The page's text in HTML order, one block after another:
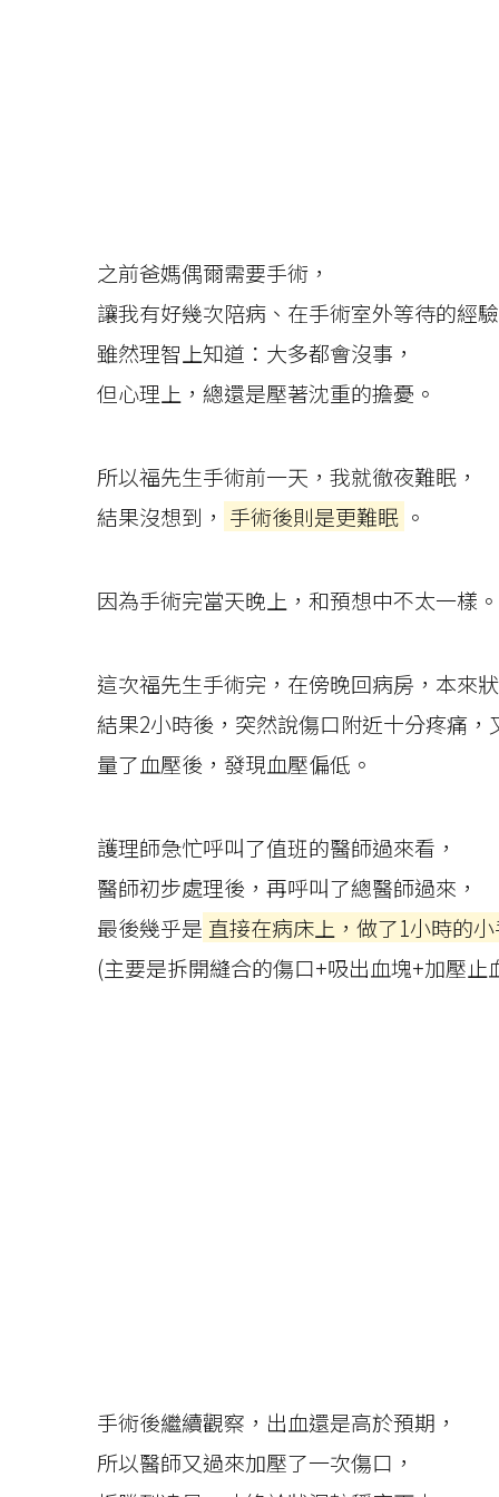
之前爸媽偶爾需要手術，
讓我有好幾次陪病、在手術室外等待的經
雖然理智上知道：大多都會沒事，
但心理上，總還是壓著沈重的擔憂。
所以福先生手術前一天，我就徹夜難眠，
結果沒想到， 手術後則是更難眠 。
因為手術完當天晚上，和預想中不太一樣。
這次福先生手術完，在傍晚回病房，本來
結果2小時後，突然說傷口附近十分疼痛，
量了血壓後，發現血壓偏低。
護理師急忙呼叫了值班的醫師過來看，
醫師初步處理後，再呼叫了總醫師過來，
最後幾乎是 直接在病床上，做了1小時的
(主要是拆開縫合的傷口+吸出血塊+加壓止
手術後繼續觀察，出血還是高於預期，
所以醫師又過來加壓了一次傷口，